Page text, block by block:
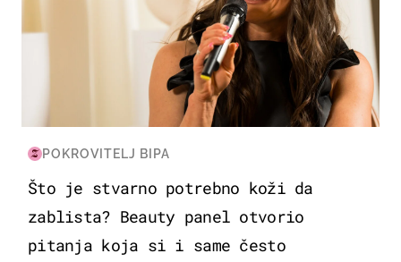
POKROVITELJ BIPA
Što je stvarno potrebno koži da
zablista? Beauty panel otvorio
pitanja koja si i same često